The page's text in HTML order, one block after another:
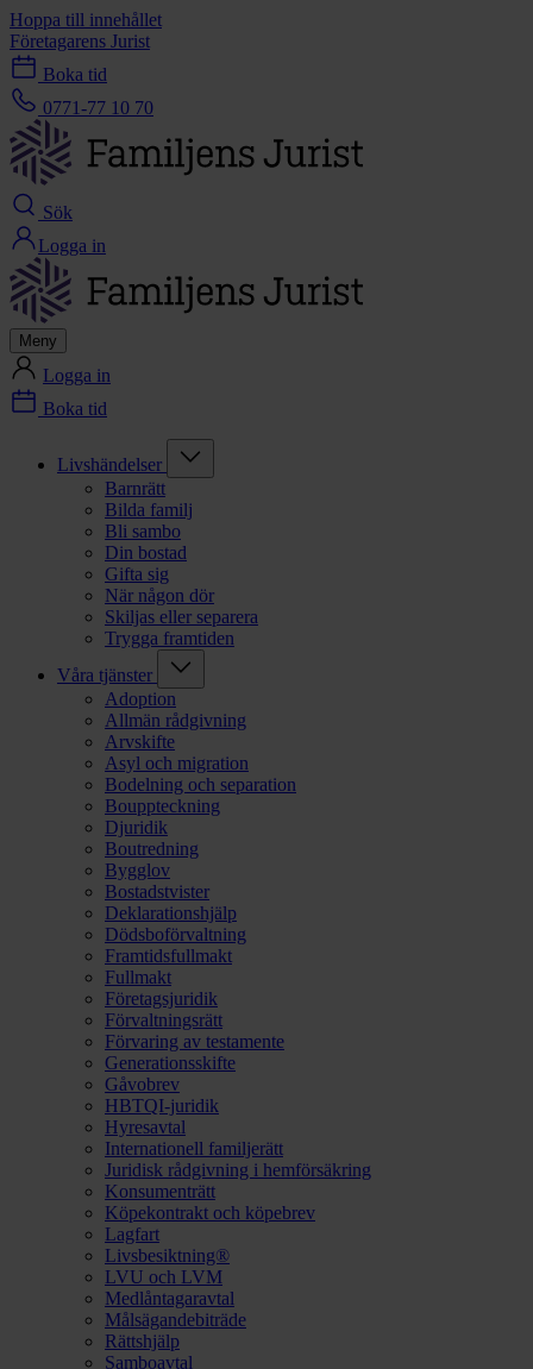
Hoppa till innehållet
Företagarens Jurist
Boka tid
0771-77 10 70
Sök
Logga in
Meny
Logga in
Boka tid
Livshändelser
Barnrätt
Bilda familj
Bli sambo
Din bostad
Gifta sig
När någon dör
Skiljas eller separera
Trygga framtiden
Våra tjänster
Adoption
Allmän rådgivning
Arvskifte
Asyl och migration
Bodelning och separation
Bouppteckning
Djuridik
Boutredning
Bygglov
Bostadstvister
Deklarationshjälp
Dödsboförvaltning
Framtidsfullmakt
Fullmakt
Företagsjuridik
Förvaltningsrätt
Förvaring av testamente
Generationsskifte
Gåvobrev
HBTQI-juridik
Hyresavtal
Internationell familjerätt
Juridisk rådgivning i hemförsäkring
Konsumenträtt
Köpekontrakt och köpebrev
Lagfart
Livsbesiktning®
LVU och LVM
Medlåntagaravtal
Målsägandebiträde
Rättshjälp
Samboavtal